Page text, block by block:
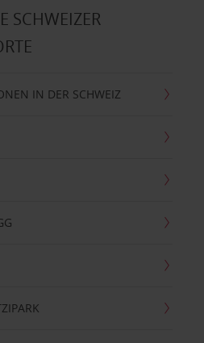
SCHWEIZER
IN DER SCHWEIZ